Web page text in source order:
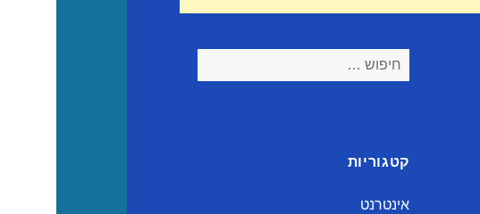
חיפוש:
קטגוריות
אינטרנט